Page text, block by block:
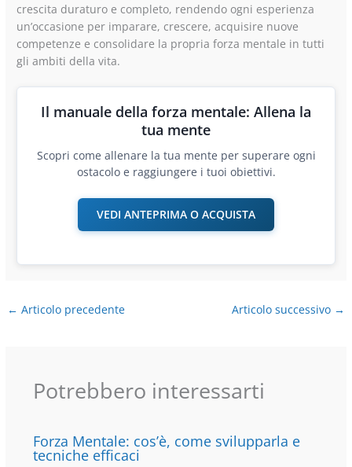
crescita duraturo e completo, rendendo ogni esperienza
un’occasione per imparare, crescere, acquisire nuove
competenze e consolidare la propria forza mentale in tutti
gli ambiti della vita.
Il manuale della forza mentale: Allena la
tua mente
Scopri come allenare la tua mente per superare ogni
ostacolo e raggiungere i tuoi obiettivi.
VEDI ANTEPRIMA O ACQUISTA
← Articolo precedente Articolo successivo →
Potrebbero interessarti
Forza Mentale: cos’è, come svilupparla e
tecniche efficaci